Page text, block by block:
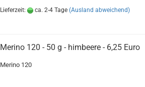
Lieferzeit: ca. 2-4 Tage (Ausland abweichend)
Merino 120 - 50 g - himbeere - 6,25 Euro
Merino 120